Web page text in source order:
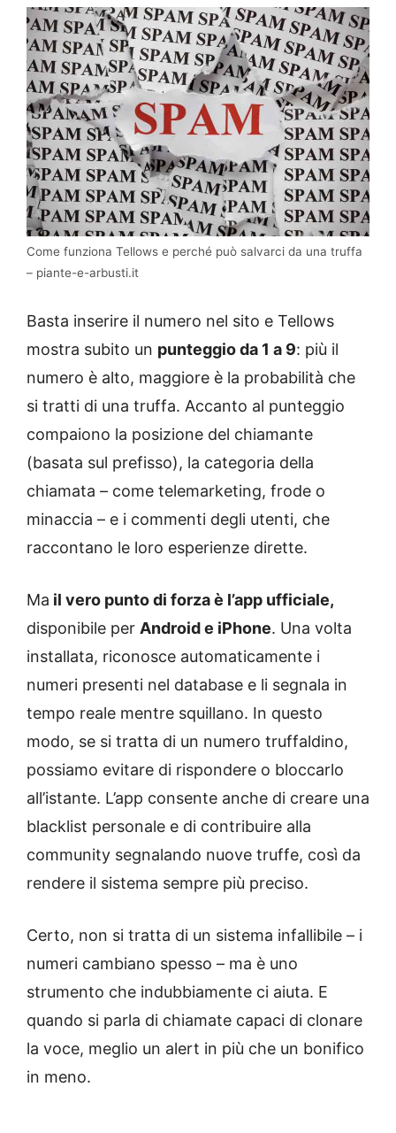
Come funziona Tellows e perché può salvarci da una truffa
– piante-e-arbusti.it
Basta inserire il numero nel sito e Tellows
mostra subito un punteggio da 1 a 9: più il
numero è alto, maggiore è la probabilità che
si tratti di una truffa. Accanto al punteggio
compaiono la posizione del chiamante
(basata sul prefisso), la categoria della
chiamata – come telemarketing, frode o
minaccia – e i commenti degli utenti, che
raccontano le loro esperienze dirette.
Ma il vero punto di forza è l’app ufficiale,
disponibile per Android e iPhone. Una volta
installata, riconosce automaticamente i
numeri presenti nel database e li segnala in
tempo reale mentre squillano. In questo
modo, se si tratta di un numero truffaldino,
possiamo evitare di rispondere o bloccarlo
all’istante. L’app consente anche di creare una
blacklist personale e di contribuire alla
community segnalando nuove truffe, così da
rendere il sistema sempre più preciso.
Certo, non si tratta di un sistema infallibile – i
numeri cambiano spesso – ma è uno
strumento che indubbiamente ci aiuta. E
quando si parla di chiamate capaci di clonare
la voce, meglio un alert in più che un bonifico
in meno.